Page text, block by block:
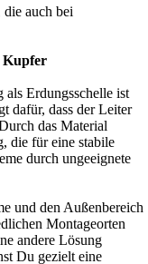
auch bei
Kupfer
Erdungsschelle ist
dafür, dass der Leiter
das Material
die für eine stabile
durch ungeeignete
und den Außenbereich
Montageorten
andere Lösung
Du gezielt eine